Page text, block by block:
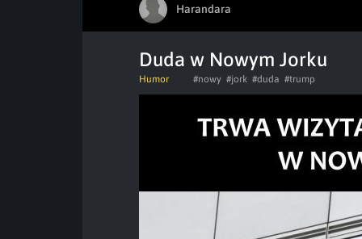
Harandara
Duda w Nowym Jorku
Humor #nowy #jork #duda #trump